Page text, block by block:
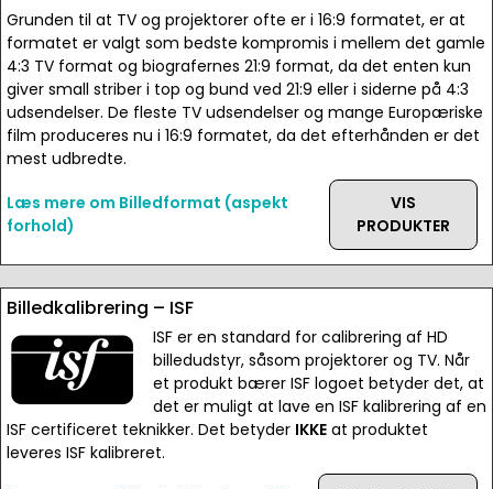
Grunden til at TV og projektorer ofte er i 16:9 formatet, er at
formatet er valgt som bedste kompromis i mellem det gamle
4:3 TV format og biografernes 21:9 format, da det enten kun
giver small striber i top og bund ved 21:9 eller i siderne på 4:3
udsendelser. De fleste TV udsendelser og mange Europæriske
film produceres nu i 16:9 formatet, da det efterhånden er det
mest udbredte.
Læs mere om Billedformat (aspekt
forhold)
VIS
PRODUKTER
Billedkalibrering – ISF
ISF er en standard for calibrering af HD
billedudstyr, såsom projektorer og TV. Når
et produkt bærer ISF logoet betyder det, at
det er muligt at lave en ISF kalibrering af en
ISF certificeret teknikker. Det betyder IKKE at produktet
leveres ISF kalibreret.